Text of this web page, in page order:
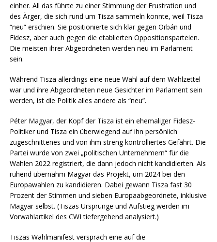
einher. All das führte zu einer Stimmung der Frustration und
des Ärger, die sich rund um Tisza sammeln konnte, weil Tisza
“neu” erschien. Sie positionierte sich klar gegen Orbán und
Fidesz, aber auch gegen die etablierten Oppositionsparteien.
Die meisten ihrer Abgeordneten werden neu im Parlament
sein.
Während Tisza allerdings eine neue Wahl auf dem Wahlzettel
war und ihre Abgeordneten neue Gesichter im Parlament sein
werden, ist die Politik alles andere als “neu”.
Péter Magyar, der Kopf der Tisza ist ein ehemaliger Fidesz-
Politiker und Tisza ein überwiegend auf ihn persönlich
zugeschnittenes und von ihm streng kontrolliertes Gefährt. Die
Partei wurde von zwei „politischen Unternehmern“ für die
Wahlen 2022 registriert, die dann jedoch nicht kandidierten. Als
ruhend übernahm Magyar das Projekt, um 2024 bei den
Europawahlen zu kandidieren. Dabei gewann Tisza fast 30
Prozent der Stimmen und sieben Europaabgeordnete, inklusive
Magyar selbst. (Tiszas Ursprünge und Aufstieg werden im
Vorwahlartikel des CWI tiefergehend analysiert.)
Tiszas Wahlmanifest versprach eine auf die